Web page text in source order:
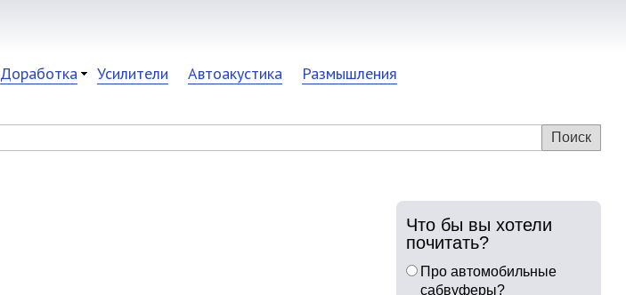
Доработка Усилители Автоакустика
Размышления
Что бы вы хотели
почитать?
Про автомобильные
сабвуферы?